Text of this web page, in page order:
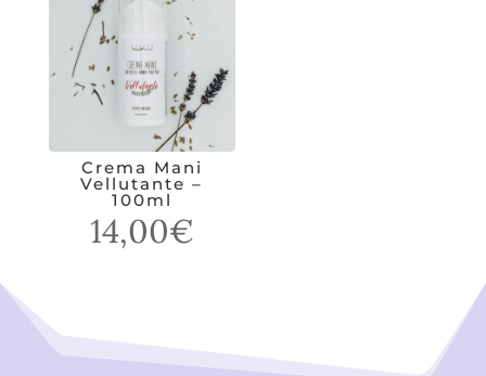
Crema Mani
Vellutante –
100ml
14,00€